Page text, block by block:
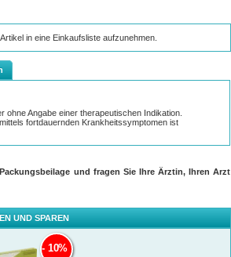
in eine Einkaufsliste aufzunehmen.
Angabe einer therapeutischen Indikation.
fortdauernden Krankheitssymptomen ist
und fragen Sie Ihre Ärztin, Ihren Arzt
UND SPAREN
10%